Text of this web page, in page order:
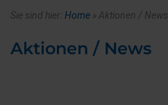
Sie sind hier: Home » Aktionen / News
Aktionen / News